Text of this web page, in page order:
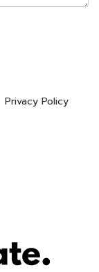
Privacy Policy